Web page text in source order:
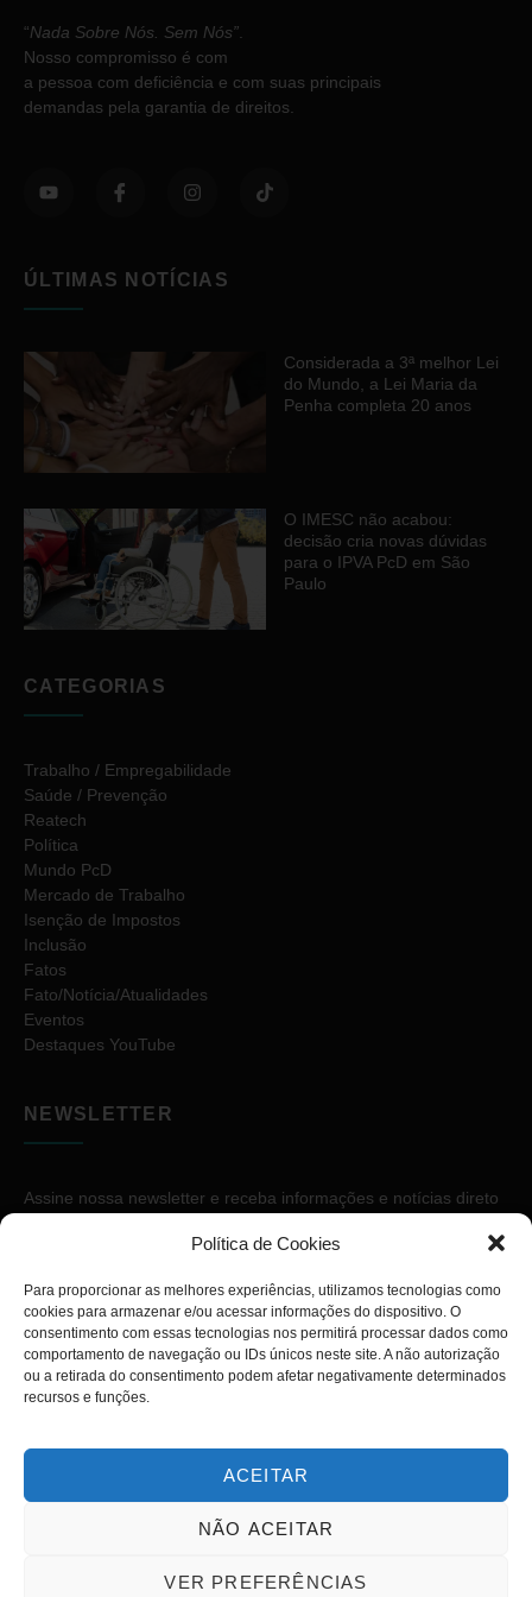
Política de Cookies
Para proporcionar as melhores experiências, utilizamos tecnologias como
cookies para armazenar e/ou acessar informações do dispositivo. O
consentimento com essas tecnologias nos permitirá processar dados como
comportamento de navegação ou IDs únicos neste site. A não autorização
ou a retirada do consentimento podem afetar negativamente determinados
recursos e funções.
ACEITAR
NÃO ACEITAR
VER PREFERÊNCIAS
“Nada Sobre Nós. Sem Nós”
Nosso compromisso é com
a pessoa com deficiência e com suas principais
demandas pela garantia de direitos.
ÚLTIMAS NOTÍCIAS
Considerada a 3ª melhor Lei
do Mundo, a Lei Maria da
Penha completa 20 anos
O IMESC não acabou:
decisão cria novas dúvidas
para o IPVA PcD em São
Paulo
CATEGORIAS
Trabalho / Empregabilidade
Saúde / Prevenção
Reatech
Política
Mundo PcD
Mercado de Trabalho
Isenção de Impostos
Inclusão
Fatos
Fato/Notícia/Atualidades
Eventos
Destaques YouTube
NEWSLETTER
Assine nossa newsletter e receba informações e notícias direto
Copyright © 2026. Diário PcD. Todos os direitos reservados.